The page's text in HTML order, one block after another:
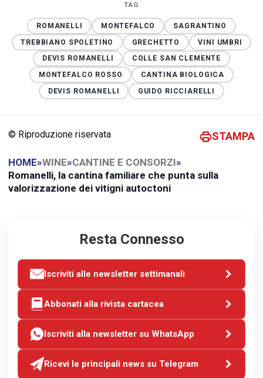
TAG
ROMANELLI MONTEFALCO
SAGRANTINO
TREBBIANO SPOLETINO
GRECHETTO
VINI UMBRI
DEVIS ROMANELLI
COLLE SAN CLEMENTE
MONTEFALCO ROSSO
CANTINA BIOLOGICA
DEVIS ROMANELLI
GUIDO RICCIARELLI
© Riproduzione riservata STAMPA
HOME»WINE»CANTINE E CONSORZI»
Romanelli, la cantina familiare che punta sulla
valorizzazione dei vitigni autoctoni
Resta Connesso
Iscriviti alle newsletter settimanali
Abbonati alla rivista cartacea
Iscriviti alla newsletter su WhatsApp
Ricevi le principali news su Telegram